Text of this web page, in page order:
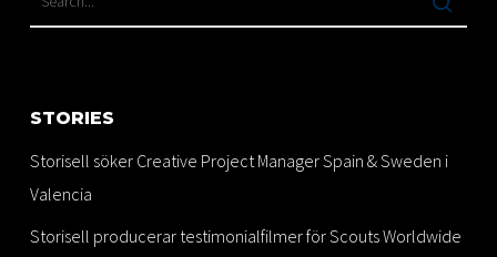
STORIES
Storisell söker Creative Project Manager Spain & Sweden i
Valencia
Storisell producerar testimonialfilmer för Scouts Worldwide